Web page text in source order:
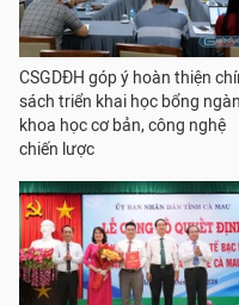
CSGDĐH góp ý hoàn thiện
sách triển khai học bổng
khoa học cơ bản, công nghệ
chiến lược